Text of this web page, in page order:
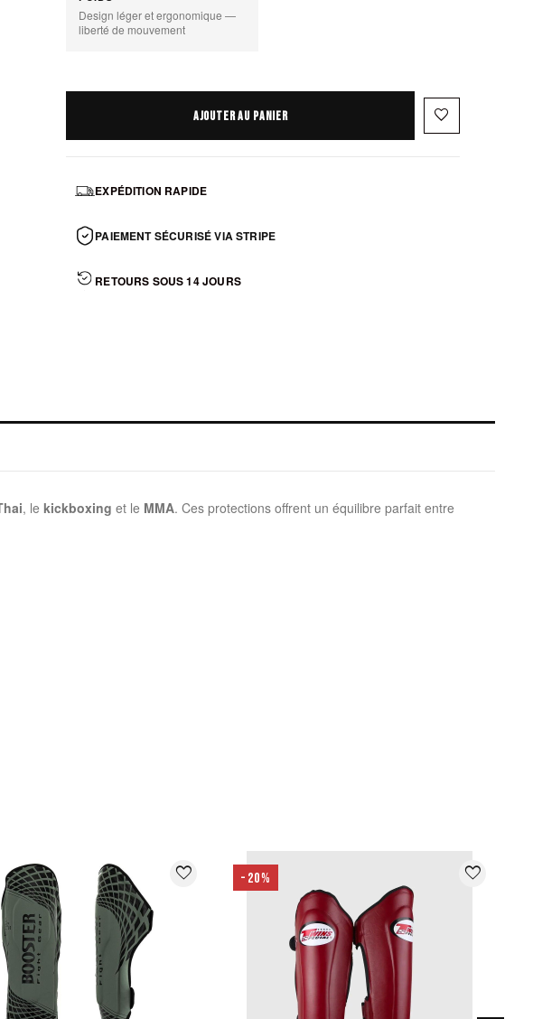
Design léger et ergonomique —
liberté de mouvement
AJOUTER AU PANIER favorite_border
EXPÉDITION RAPIDE
PAIEMENT SÉCURISÉ VIA STRIPE
RETOURS SOUS 14 JOURS
, le kickboxing et le MMA. Ces protections offrent un équilibre parfait entre
favorite_border -20% favorite_border